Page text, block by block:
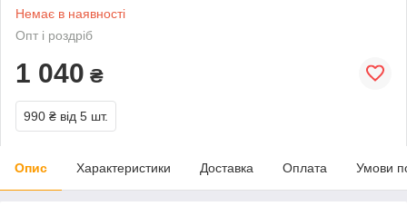
Немає в наявності
Опт і роздріб
1 040 ₴
990 ₴ від 5 шт.
Опис Характеристики Доставка Оплата Умови